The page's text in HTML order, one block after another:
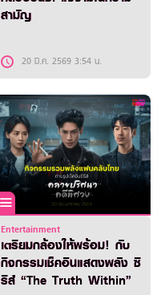
สามัญ
20 มี.ค. 2569 3:54 น.
Entertainment
เตรียมกล้องให้พร้อม! กับ
กิจกรรมเช็คอินแสดงพลัง ซี
รีส์ “The Truth Within”